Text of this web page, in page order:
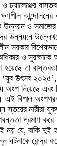
চ্যালেঞ্জের
উন্নয়ন ও
উন্নয়নে
সরকার
ও সুরক্ষাকে
হয়েছে তা
উৎসব ২০২৫’,
অংশ নিয়েছে এবং
বিশাল
স্তরের নারীরা
প্রমাণ
এই নয় যে, বাকি
ঘটনাকে কেন্দ্র